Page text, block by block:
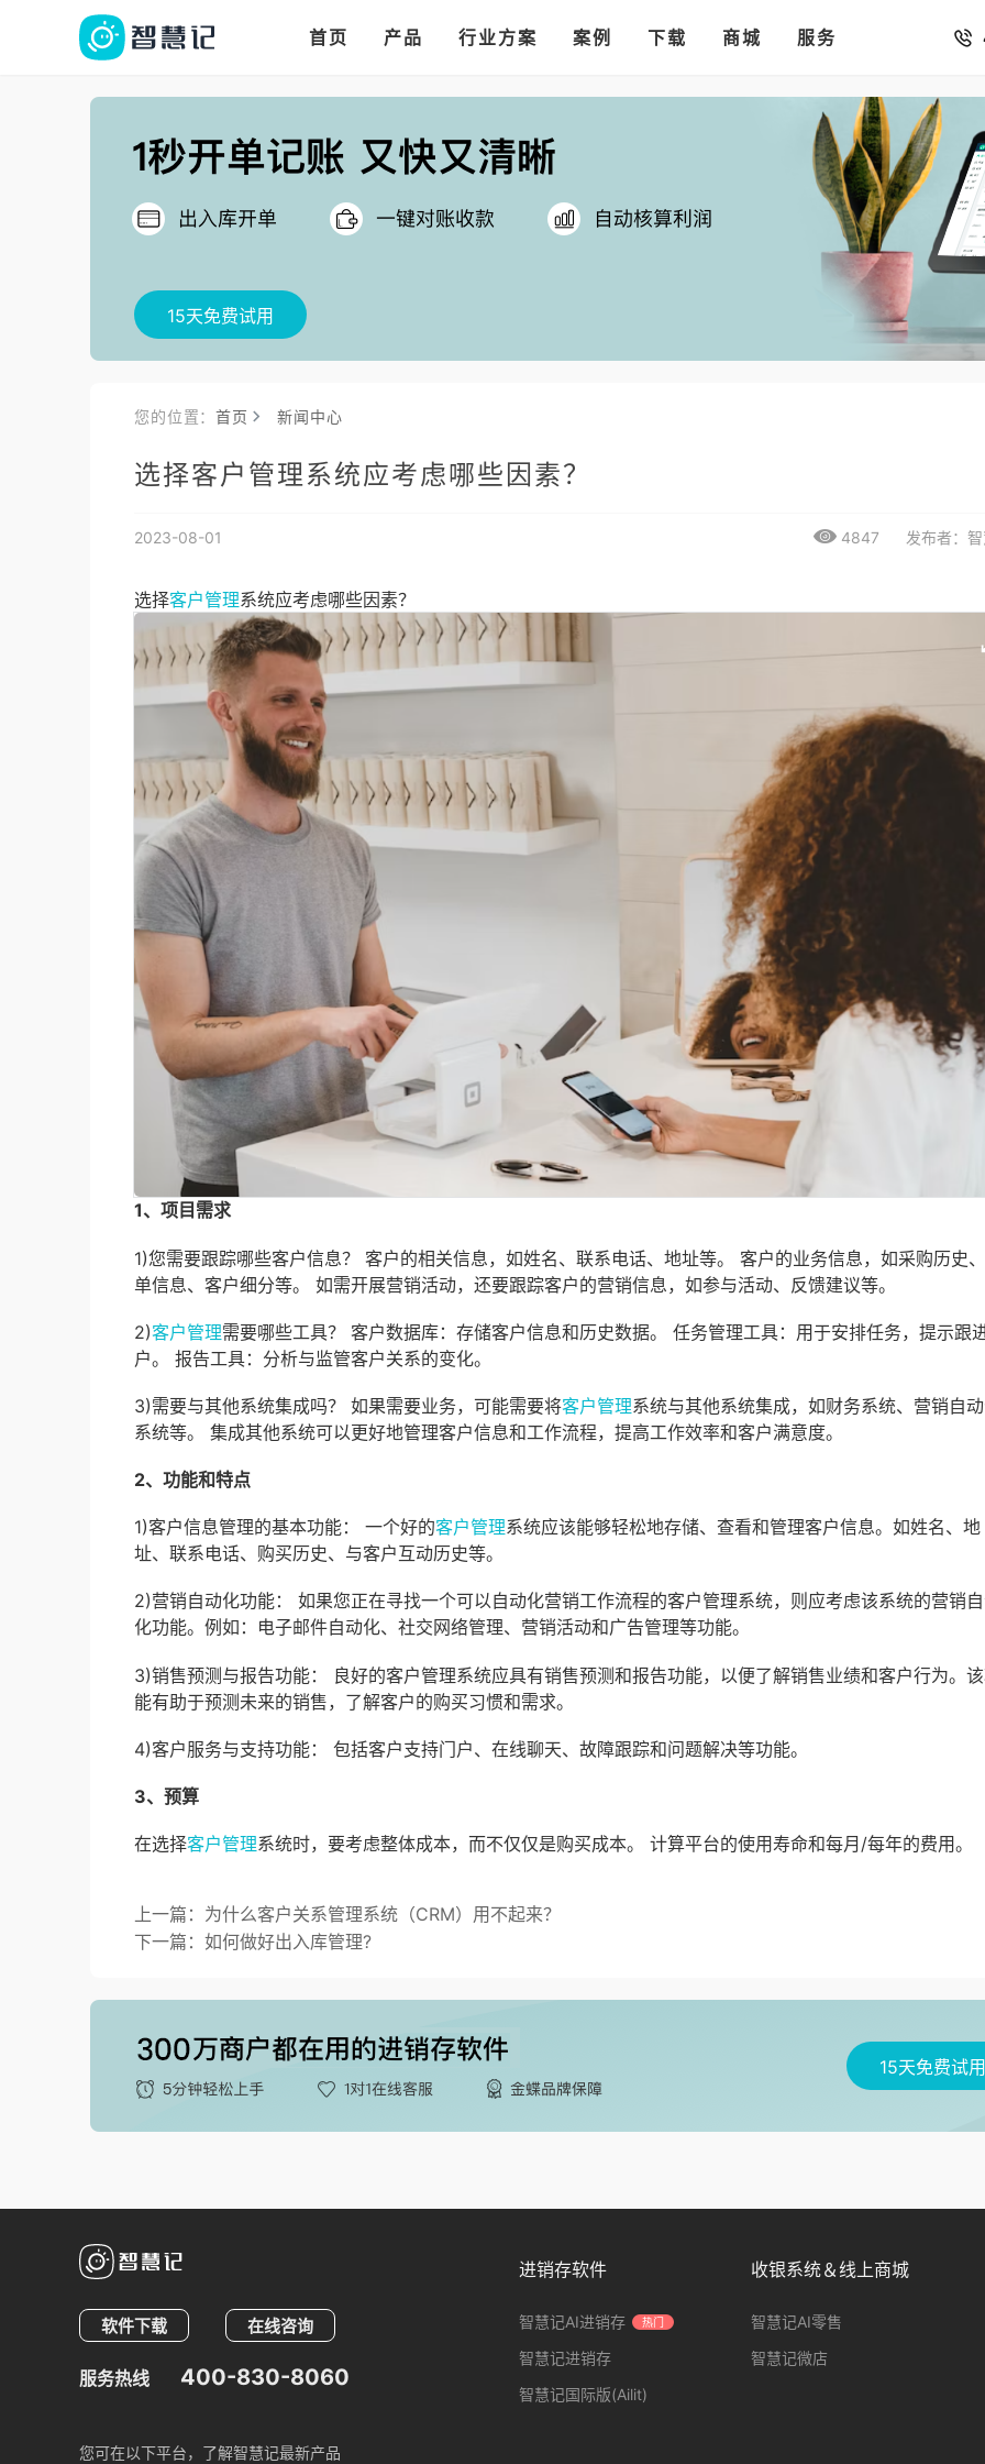
首页 产品
多语言、多币种、多汇率。
行业方案
多店多仓统管，调拨更高效 把你的店铺开进手机微信里
案例 下载 商城 服务
15天免费试用
您的位置：首页 新闻中心
选择客户管理系统应考虑哪些因素？
2023-08-01 4847 发布者：
选择客户管理系统应考虑哪些因素？
1、项目需求
1)您需要跟踪哪些客户信息？ 客户的相关信息，如姓名、联系电话、地址等。 客户的业务信息，如采购历史
单信息、客户细分等。 如需开展营销活动，还要跟踪客户的营销信息，如参与活动、反馈建议等。
2)客户管理需要哪些工具？ 客户数据库：存储客户信息和历史数据。 任务管理工具：用于安排任务，提示跟
户。 报告工具：分析与监管客户关系的变化。
3)需要与其他系统集成吗？ 如果需要业务，可能需要将客户管理系统与其他系统集成，如财务系统、营销自
系统等。 集成其他系统可以更好地管理客户信息和工作流程，提高工作效率和客户满意度。
2、功能和特点
1)客户信息管理的基本功能： 一个好的客户管理系统应该能够轻松地存储、查看和管理客户信息。如姓名、地
址、联系电话、购买历史、与客户互动历史等。
2)营销自动化功能： 如果您正在寻找一个可以自动化营销工作流程的客户管理系统，则应考虑该系统的营销
化功能。例如：电子邮件自动化、社交网络管理、营销活动和广告管理等功能。
3)销售预测与报告功能： 良好的客户管理系统应具有销售预测和报告功能，以便了解销售业绩和客户行为。
能有助于预测未来的销售，了解客户的购买习惯和需求。
4)客户服务与支持功能： 包括客户支持门户、在线聊天、故障跟踪和问题解决等功能。
3、预算
在选择客户管理系统时，要考虑整体成本，而不仅仅是购买成本。 计算平台的使用寿命和每月/每年的费用。
上一篇：为什么客户关系管理系统（CRM）用不起来？
下一篇：如何做好出入库管理?
15天免费试用
软件下载 在线咨询
服务热线 400-830-8060
您可在以下平台，了解智慧记最新产品
进销存软件
智慧记AI进销存 热门
智慧记进销存
智慧记国际版(Ailit)
收银系统＆线上商城
智慧记AI零售
智慧记微店